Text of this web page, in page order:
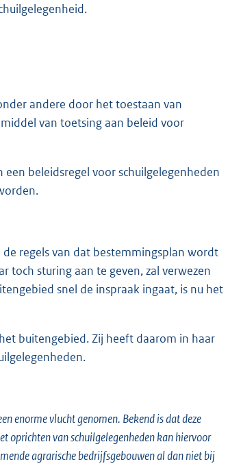
andere door het toestaan van
van toetsing aan beleid voor
beleidsregel voor schuilgelegenheden
regels van dat bestemmingsplan wordt
toch sturing aan te geven, zal verwezen
snel de inspraak ingaat, is nu het
buitengebied. Zij heeft daarom in haar
enorme vlucht genomen. Bekend is dat deze
oprichten van schuilgelegenheden kan hiervoor
agrarische bedrijfsgebouwen al dan niet bij